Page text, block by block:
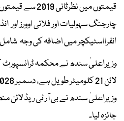
قیمتوں میں
چارجنگ سہولیات اور فلائی اوورز اور
انفرااسٹیکچر میں اضافہ کی وجہ
وزیراعلیٰ سندھ نے محکمہ ٹرانسپورٹ
وزیراعلیٰ سندھ نے بی آر ٹی ریڈ
جائزہ لیا۔